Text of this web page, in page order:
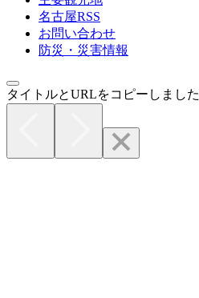
名古屋RSS
お問い合わせ
防災・災害情報
タイトルとURLをコピーしました